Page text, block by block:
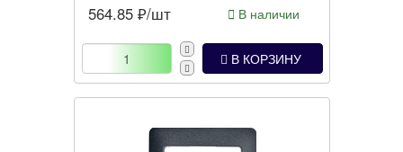
564.85 ₽/шт В наличии
В КОРЗИНУ